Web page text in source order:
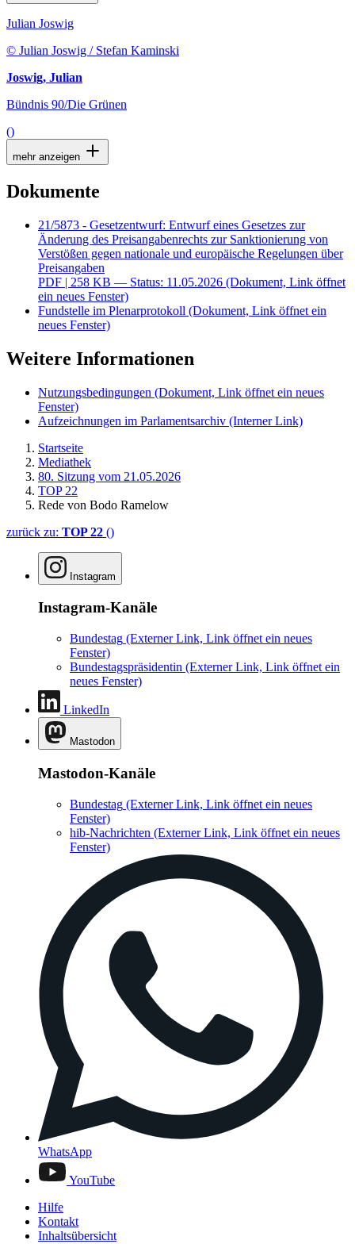
Julian Joswig
© Julian Joswig / Stefan Kaminski
Joswig, Julian
Bündnis 90/Die Grünen
()
mehr anzeigen
Dokumente
21/5873 - Gesetzentwurf: Entwurf eines Gesetzes zur
Änderung des Preisangabenrechts zur Sanktionierung von
Verstößen gegen nationale und europäische Regelungen über
Preisangaben
PDF | 258 KB — Status: 11.05.2026 (Dokument, Link öffnet
ein neues Fenster)
Fundstelle im Plenarprotokoll (Dokument, Link öffnet ein
neues Fenster)
Weitere Informationen
Nutzungsbedingungen (Dokument, Link öffnet ein neues
Fenster)
Aufzeichnungen im Parlamentsarchiv (Interner Link)
Startseite
Mediathek
80. Sitzung vom 21.05.2026
TOP 22
Rede von Bodo Ramelow
zurück zu: TOP 22 ()
Instagram
Instagram-Kanäle
Bundestag (Externer Link, Link öffnet ein neues
Fenster)
Bundestagspräsidentin (Externer Link, Link öffnet ein
neues Fenster)
LinkedIn
Mastodon
Mastodon-Kanäle
Bundestag (Externer Link, Link öffnet ein neues
Fenster)
hib-Nachrichten (Externer Link, Link öffnet ein neues
Fenster)
WhatsApp
YouTube
Hilfe
Kontakt
Inhaltsübersicht